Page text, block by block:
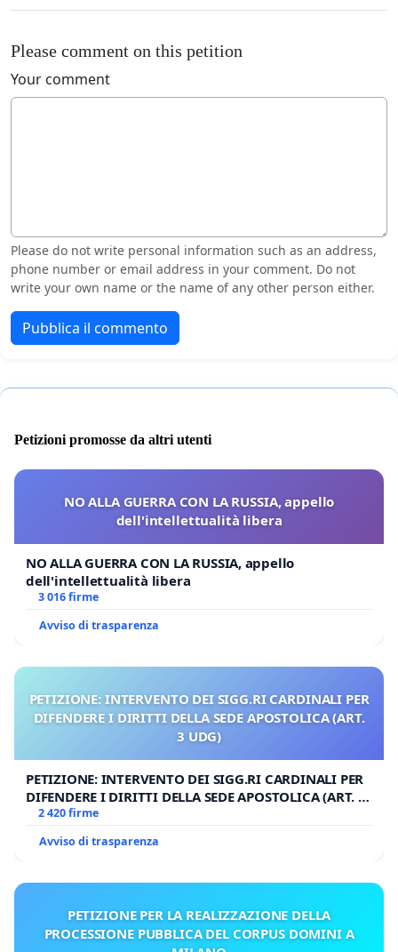
Please comment on this petition
Your comment
Please do not write personal information such as an address,
phone number or email address in your comment. Do not
write your own name or the name of any other person either.
Pubblica il commento
Petizioni promosse da altri utenti
NO ALLA GUERRA CON LA RUSSIA, appello
dell'intellettualità libera
NO ALLA GUERRA CON LA RUSSIA, appello
dell'intellettualità libera
3 016 firme
Avviso di trasparenza
PETIZIONE: INTERVENTO DEI SIGG.RI CARDINALI PER
DIFENDERE I DIRITTI DELLA SEDE APOSTOLICA (ART.
3 UDG)
PETIZIONE: INTERVENTO DEI SIGG.RI CARDINALI PER
DIFENDERE I DIRITTI DELLA SEDE APOSTOLICA (ART. 3
UDG)
2 420 firme
Avviso di trasparenza
PETIZIONE PER LA REALIZZAZIONE DELLA
PROCESSIONE PUBBLICA DEL CORPUS DOMINI A